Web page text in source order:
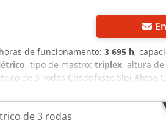
de funcionamento: 3 695 h,
, tipo de mastro: triplex, altura
de 3 rodas Chsdpfxszc Slpj Ahtsa
Estado técnico: Muito bom Pneus
bateria: PzS Ano de fabricação da
farol de trabalho traseiro, farol de
de 3 rodas